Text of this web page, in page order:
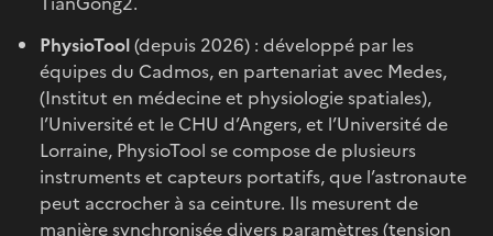
PhysioTool(depuis 2026) : développé par les
équipes du Cadmos, en partenariat avec Medes,
(Institut en médecine et physiologie spatiales),
l’Université et le CHU d’Angers, et l’Université de
Lorraine, PhysioTool se compose de plusieurs
instruments et capteurs portatifs, que l’astronaute
peut accrocher à sa ceinture. Ils mesurent de
manière synchronisée divers paramètres (tension